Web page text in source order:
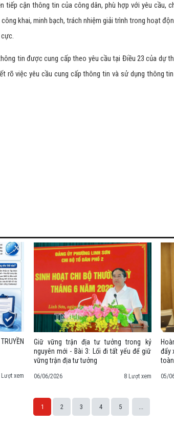
tiếp cận thông tin của công dân, phù hợp với yêu cầu,
khai, minh bạch, trách nhiệm giải trình trong hoạt
tin được cung cấp theo yêu cầu tại Điều 23 của dự
rõ việc yêu cầu cung cấp thông tin và sử dụng thông
xem
Giữ vững trận địa tư tưởng trong kỷ
nguyên mới - Bài 3: Lối đi tất yếu để giữ
vững trận địa tư tưởng
06/06/2026 8 Lượt xem
đẩy
05/
1 2 3 4 5 ...